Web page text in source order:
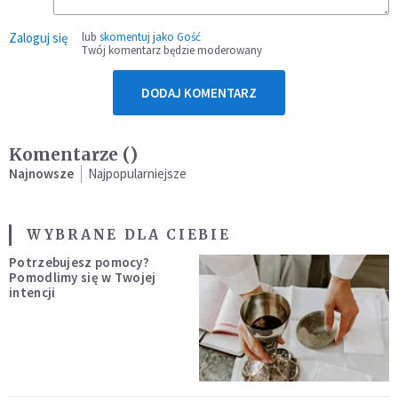
Zaloguj się lub skomentuj jako Gość
Twój komentarz będzie moderowany
DODAJ KOMENTARZ
Komentarze ()
Najnowsze Najpopularniejsze
WYBRANE DLA CIEBIE
Potrzebujesz pomocy?
Pomodlimy się w Twojej
intencji